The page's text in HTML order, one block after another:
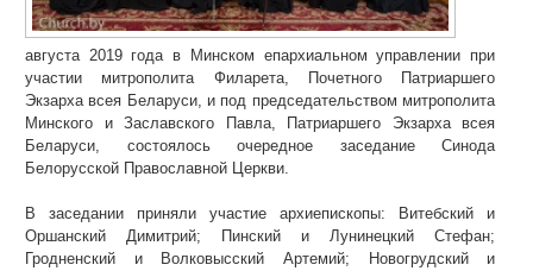
августа 2019 года в Минском епархиальном управлении при
участии митрополита Филарета, Почетного Патриаршего
Экзарха всея Беларуси, и под председательством митрополита
Минского и Заславского Павла, Патриаршего Экзарха всея
Беларуси, состоялось очередное заседание Синода
Белорусской Православной Церкви.
В заседании приняли участие архиепископы: Витебский и
Оршанский Димитрий; Пинский и Лунинецкий Стефан;
Гродненский и Волковысский Артемий; Новогрудский и